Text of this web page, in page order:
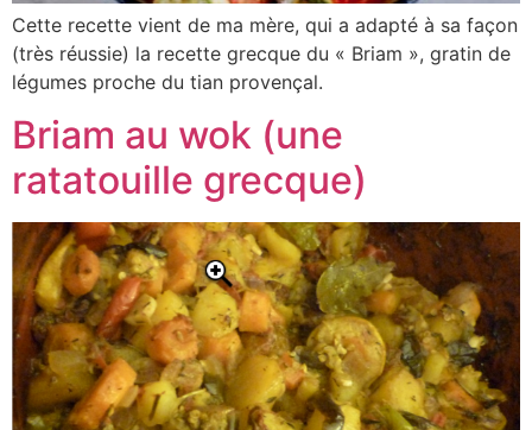
Cette recette vient de ma mère, qui a adapté à sa façon
(très réussie) la recette grecque du « Briam », gratin de
légumes proche du tian provençal.
Briam au wok (une
ratatouille grecque)